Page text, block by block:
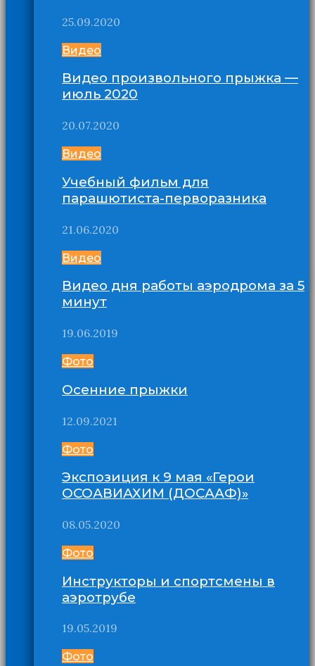
25.09.2020
Видео
Видео произвольного прыжка —
июль 2020
20.07.2020
Видео
Учебный фильм для
парашютиста-перворазника
21.06.2020
Видео
Видео дня работы аэродрома за 5
минут
19.06.2019
Фото
Осенние прыжки
12.09.2021
Фото
Экспозиция к 9 мая «Герои
ОСОАВИАХИМ (ДОСААФ)»
08.05.2020
Фото
Инструкторы и спортсмены в
аэротрубе
19.05.2019
Фото